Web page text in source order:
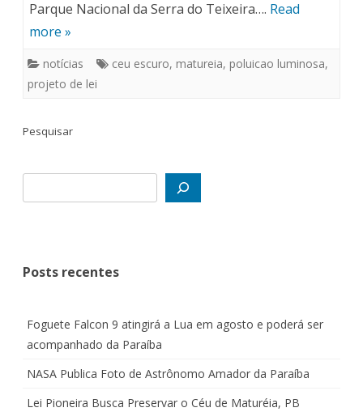
Parque Nacional da Serra do Teixeira…. Read
more »
notícias ceu escuro, matureia, poluicao luminosa,
projeto de lei
Pesquisar
Posts recentes
Foguete Falcon 9 atingirá a Lua em agosto e poderá ser
acompanhado da Paraíba
NASA Publica Foto de Astrônomo Amador da Paraíba
Lei Pioneira Busca Preservar o Céu de Maturéia, PB